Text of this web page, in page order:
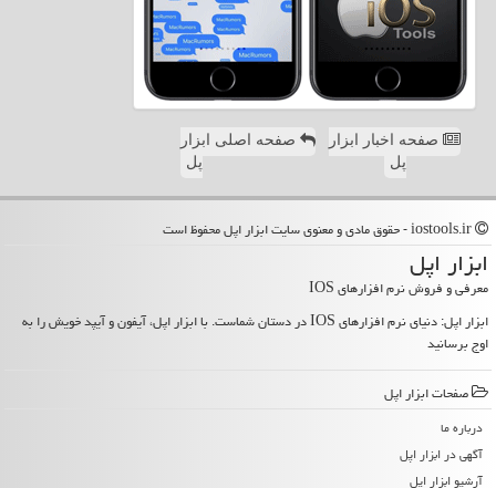
صفحه اخبار ابزار
پل
صفحه اصلی ابزار
پل
ابزار اپل
معرفی و فروش نرم افزارهای IOS
ابزار اپل: دنیای نرم افزارهای IOS در دستان شماست. با ابزار اپل، آیفون و آیپد خویش را به
اوج برسانید
صفحات ابزار اپل
درباره ما
آگهی در ابزار اپل
آرشیو ابزار اپل